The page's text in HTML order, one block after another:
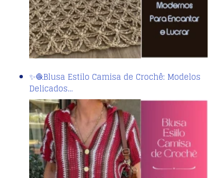
✨🧶Blusa Estilo Camisa de Crochê: Modelos
Delicados…